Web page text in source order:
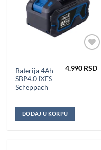
Baterija 4Ah
SBP4.0 IXES
Scheppach
4.990 RSD
DODAJ U KORPU